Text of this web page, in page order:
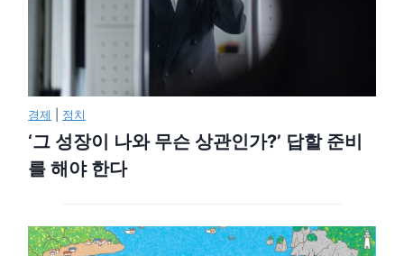
경제 정치
‘그 성장이 나와 무슨 상관인가?’ 답할 준비
를 해야 한다